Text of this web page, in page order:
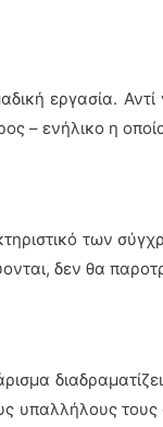
εργασία.
– ενήλικο η
των
δεν θα
υπαλλήλους